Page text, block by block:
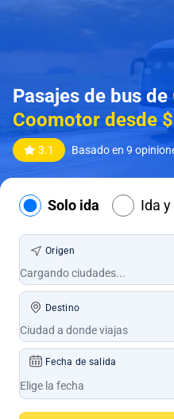
Pasajes de bus de
Coomotor desde
3.1 Basado en 9
Solo ida Ida
Origen
Destino
Fecha de salida